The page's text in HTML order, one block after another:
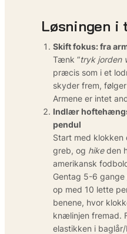
Løsningen i
Skift fokus: fra
Tænk “tryk jorden
præcis som i et
skyder frem,
Armene er intet
Indlær
pendul
Start med
greb, og hikeden
amerikansk
Gentag 5-6 gange
op med 10 lette
benene, hvor
knælinjen fremad.
elastikken i baglår/